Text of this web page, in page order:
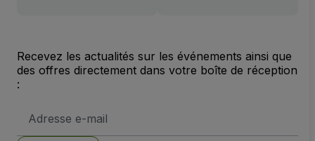
Recevez les actualités sur les événements ainsi que
des offres directement dans votre boîte de réception
:
e-